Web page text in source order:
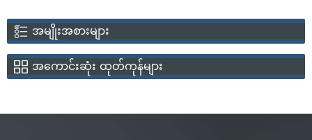
အမျိုးအစားများ
အကောင်းဆုံး ထုတ်ကုန်များ